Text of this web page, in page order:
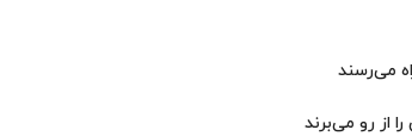
می‌رسند
از رو می‌برند